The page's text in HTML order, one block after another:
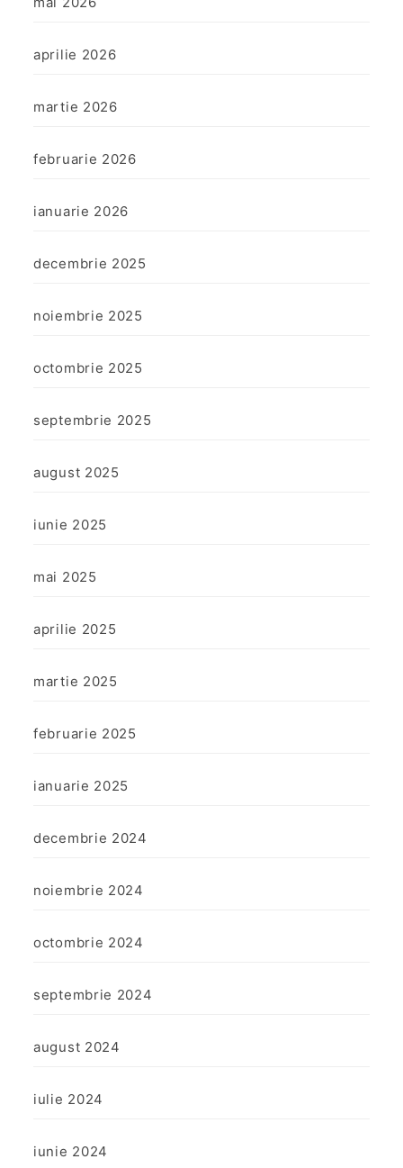
aprilie 2026
martie 2026
februarie 2026
ianuarie 2026
decembrie 2025
noiembrie 2025
octombrie 2025
septembrie 2025
august 2025
iunie 2025
mai 2025
aprilie 2025
martie 2025
februarie 2025
ianuarie 2025
decembrie 2024
noiembrie 2024
octombrie 2024
septembrie 2024
august 2024
iulie 2024
iunie 2024